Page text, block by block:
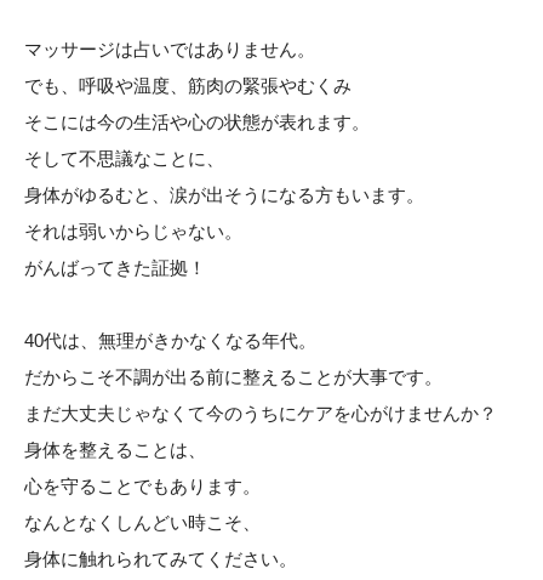
マッサージは占いではありません。
でも、呼吸や温度、筋肉の緊張やむくみ
そこには今の生活や心の状態が表れます。
そして不思議なことに、
身体がゆるむと、涙が出そうになる方もいます。
それは弱いからじゃない。
がんばってきた証拠！
40代は、無理がきかなくなる年代。
だからこそ不調が出る前に整えることが大事です。
まだ大丈夫じゃなくて今のうちにケアを心がけませんか？
身体を整えることは、
心を守ることでもあります。
なんとなくしんどい時こそ、
身体に触れられてみてください。